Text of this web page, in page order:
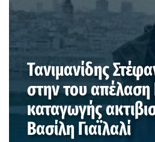
Τανιμανίδης
στην του απέλαση
καταγωγής
Βασίλη Γιαϊλαλί